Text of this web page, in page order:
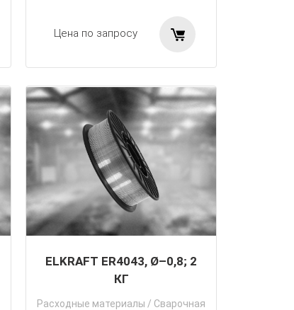
Цена по запросу
ELKRAFT ER4043, Ø–0,8; 2
КГ
Расходные материалы / Сварочная